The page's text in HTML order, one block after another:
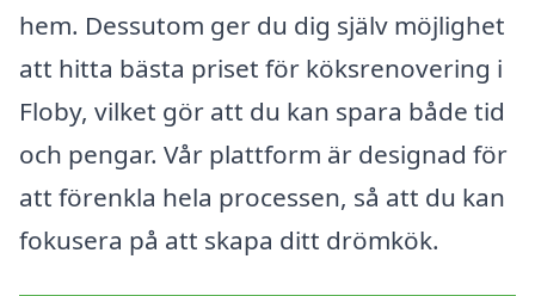
hem. Dessutom ger du dig själv möjlighet
att hitta bästa priset för köksrenovering i
Floby, vilket gör att du kan spara både tid
och pengar. Vår plattform är designad för
att förenkla hela processen, så att du kan
fokusera på att skapa ditt drömkök.